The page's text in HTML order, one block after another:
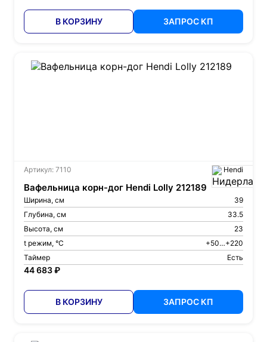
В КОРЗИНУ ЗАПРОС КП
Артикул: 7110 Hendi
Вафельница корн-дог Hendi Lolly 212189
Ширина, см
39
Глубина, см
33.5
Высота, см
23
t режим, °С
+50…+220
Таймер
Есть
44 683 ₽
В КОРЗИНУ ЗАПРОС КП